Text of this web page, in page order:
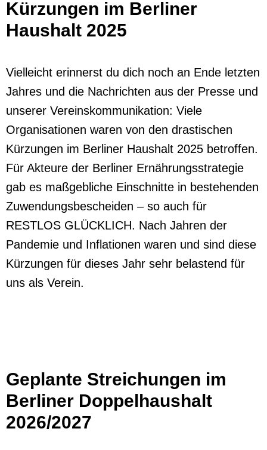
Kürzungen im Berliner
Haushalt 2025
Vielleicht erinnerst du dich noch an Ende letzten
Jahres und die Nachrichten aus der Presse und
unserer Vereinskommunikation: Viele
Organisationen waren von den drastischen
Kürzungen im Berliner Haushalt 2025 betroffen.
Für Akteure der Berliner Ernährungsstrategie
gab es maßgebliche Einschnitte in bestehenden
Zuwendungsbescheiden – so auch für
RESTLOS GLÜCKLICH. Nach Jahren der
Pandemie und Inflationen waren und sind diese
Kürzungen für dieses Jahr sehr belastend für
uns als Verein.
Geplante Streichungen im
Berliner Doppelhaushalt
2026/2027